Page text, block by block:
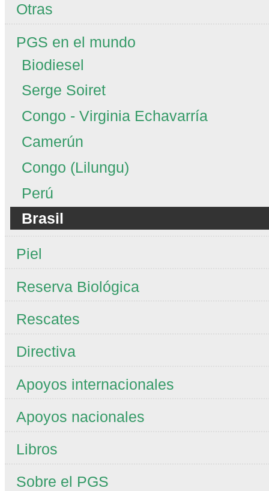
Otras
PGS en el mundo
Biodiesel
Serge Soiret
Congo - Virginia Echavarría
Camerún
Congo (Lilungu)
Perú
Brasil
Piel
Reserva Biológica
Rescates
Directiva
Apoyos internacionales
Apoyos nacionales
Libros
Sobre el PGS